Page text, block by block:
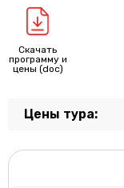
Скачать
программу и
цены (doc)
Цены тура: